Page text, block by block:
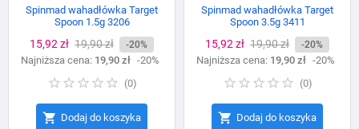
Spinmad wahadłówka Target
Spoon 1.5g 3206
Cena
15,92 zł Cena
podstawowa
19,90 zł -20%
Najniższa cena: 19,90 zł -20%
(0)
 Dodaj do koszyka
Spinmad wahadłówka Target
Spoon 3.5g 3411
Cena
15,92 zł Cena
podstawowa
19,90 zł -20%
Najniższa cena: 19,90 zł -20%
(0)
 Dodaj do koszyka